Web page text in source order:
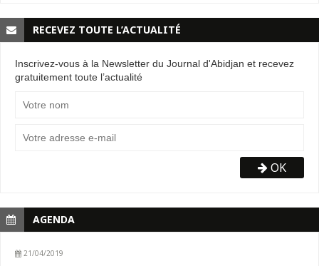
RECEVEZ TOUTE L’ACTUALITÉ
Inscrivez-vous à la Newsletter du Journal d'Abidjan et recevez
gratuitement toute l’actualité
OK
AGENDA
21/04/2019